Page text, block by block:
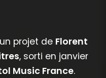
projet de Florent
, sorti en janvier
Music France.